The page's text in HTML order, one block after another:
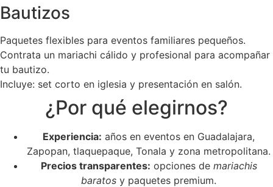
Bautizos
Paquetes flexibles para eventos familiares pequeños.
Contrata un mariachi cálido y profesional para acompañar
tu bautizo.
Incluye: set corto en iglesia y presentación en salón.
¿Por qué elegirnos?
Experiencia: años en eventos en Guadalajara,
Zapopan, tlaquepaque, Tonala y zona metropolitana.
Precios transparentes: opciones de mariachis
baratos y paquetes premium.